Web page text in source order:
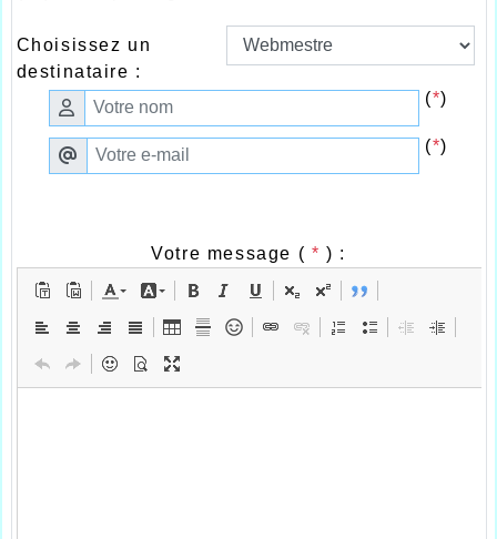
Choisissez un
destinataire :
(*)
(*)
Votre message ( * ) :